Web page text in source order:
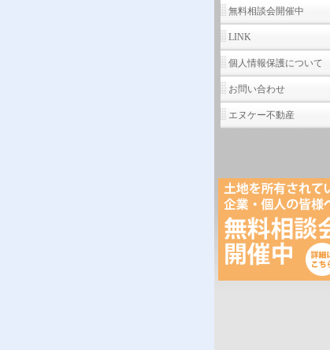
無料相談会開催中
LINK
個人情報保護について
お問い合わせ
エヌケー不動産